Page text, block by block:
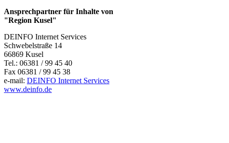
Ansprechpartner für Inhalte von
"Region Kusel"
DEINFO Internet Services
Schwebelstraße 14
66869 Kusel
Tel.: 06381 / 99 45 40
Fax 06381 / 99 45 38
e-mail: DEINFO Internet Services
www.deinfo.de